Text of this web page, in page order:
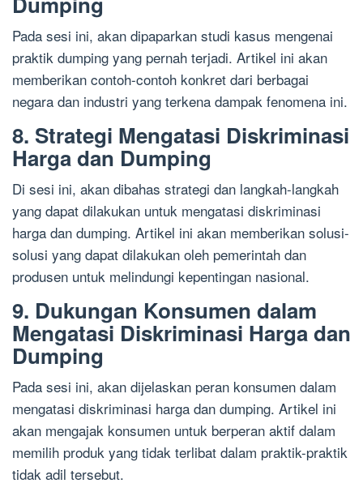
Pada sesi ini, akan dipaparkan studi kasus mengenai
praktik dumping yang pernah terjadi. Artikel ini akan
memberikan contoh-contoh konkret dari berbagai
negara dan industri yang terkena dampak fenomena ini.
8. Strategi Mengatasi Diskriminasi
Harga dan Dumping
Di sesi ini, akan dibahas strategi dan langkah-langkah
yang dapat dilakukan untuk mengatasi diskriminasi
harga dan dumping. Artikel ini akan memberikan solusi-
solusi yang dapat dilakukan oleh pemerintah dan
produsen untuk melindungi kepentingan nasional.
9. Dukungan Konsumen dalam
Mengatasi Diskriminasi Harga dan
Dumping
Pada sesi ini, akan dijelaskan peran konsumen dalam
mengatasi diskriminasi harga dan dumping. Artikel ini
akan mengajak konsumen untuk berperan aktif dalam
memilih produk yang tidak terlibat dalam praktik-praktik
tidak adil tersebut.